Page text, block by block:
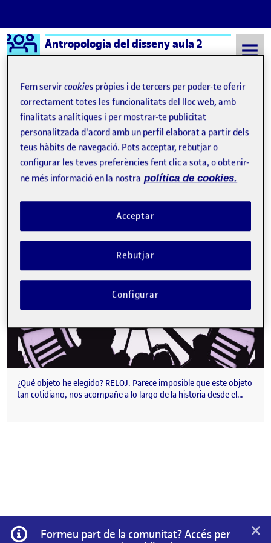
Saltar al contingut
Logo Ágora
Antropologia del disseny aula 2
Semestre 20211 - Aula 2 2 Octubre, 2021
2 Octubre, 2021
Joc d´objectes
Publicat per
Gloria Franco León
Data de publicació2 octubre, 2021 10:13 pm
2 comentaris
¿Qué objeto he elegido? RELOJ. Parece imposible que este objeto
tan cotidiano, nos acompañe a lo largo de la historia desde el…
Informació
Formeu part de la comunitat? Accés per
×
Fem servircookies pròpies i de tercers per poder-te oferir
correctament totes les funcionalitats del lloc web, amb
finalitats analítiques i per mostrar-te publicitat
personalitzada d'acord amb un perfil elaborat a partir dels
teus hàbits de navegació. Pots acceptar, rebutjar o
configurar les teves preferències fent clic a sota, o obtenir-
ne més informació en la nostra política de cookies.
Rebutjar
Acceptar
Configurar